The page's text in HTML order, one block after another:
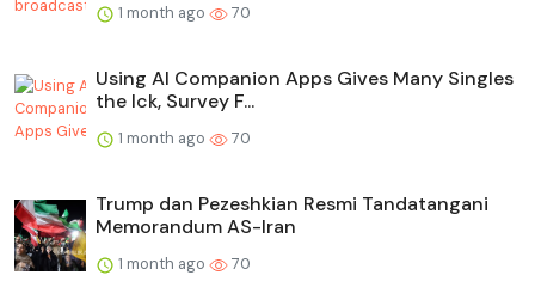
1 month ago 70
Using AI Companion Apps Gives Many Singles
the Ick, Survey F...
1 month ago 70
Trump dan Pezeshkian Resmi Tandatangani
Memorandum AS-Iran
1 month ago 70